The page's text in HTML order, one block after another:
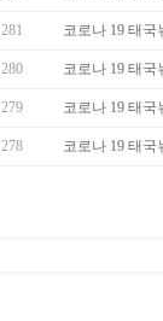
281 코로나 19 태국
280 코로나 19 태국
279 코로나 19 태국
278 코로나 19 태국